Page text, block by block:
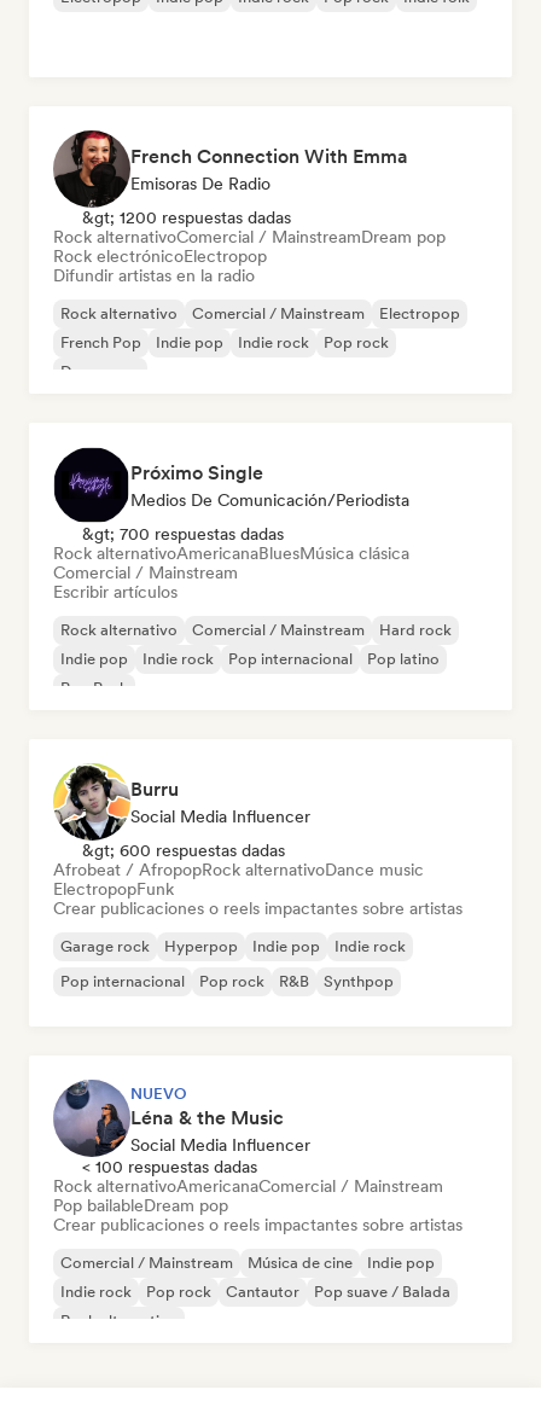
French Connection With Emma
Emisoras De Radio
&gt; 1200 respuestas dadas
Rock alternativoComercial / MainstreamDream pop
Rock electrónicoElectropop
Difundir artistas en la radio
Rock alternativo Comercial / Mainstream
Electropop
French Pop
Indie pop Indie rock
Pop rock
Dream pop
Próximo Single
Medios De Comunicación/Periodista
&gt; 700 respuestas dadas
Rock alternativoAmericanaBluesMúsica clásica
Comercial / Mainstream
Escribir artículos
Rock alternativo Comercial / Mainstream
Hard rock
Indie pop
Indie rock Pop internacional
Pop latino
Pop Punk
Burru
Social Media Influencer
&gt; 600 respuestas dadas
Afrobeat / AfropopRock alternativoDance music
ElectropopFunk
Crear publicaciones o reels impactantes sobre artistas
Garage rock Hyperpop Indie pop
Indie rock
Pop internacional
Pop rock R&B Synthpop
NUEVO
Léna & the Music
Social Media Influencer
< 100 respuestas dadas
Rock alternativoAmericanaComercial / Mainstream
Pop bailableDream pop
Crear publicaciones o reels impactantes sobre artistas
Comercial / Mainstream Música de cine
Indie pop
Indie rock
Pop rock Cantautor
Pop suave / Balada
Rock alternativo